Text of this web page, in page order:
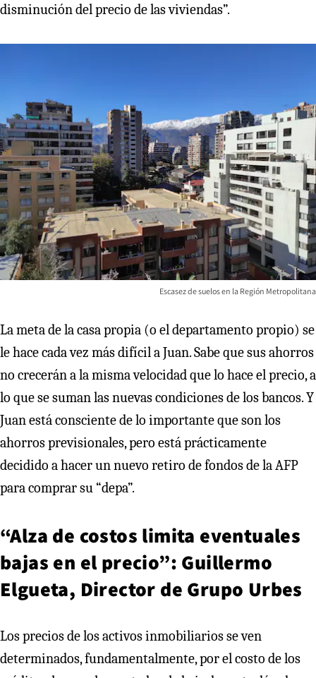
disminución del precio de las viviendas”.
Escasez de suelos en la Región Metropolitana
La meta de la casa propia (o el departamento propio) se
le hace cada vez más difícil a Juan. Sabe que sus ahorros
no crecerán a la misma velocidad que lo hace el precio, a
lo que se suman las nuevas condiciones de los bancos. Y
Juan está consciente de lo importante que son los
ahorros previsionales, pero está prácticamente
decidido a hacer un nuevo retiro de fondos de la AFP
para comprar su “depa”.
“Alza de costos limita eventuales
bajas en el precio”: Guillermo
Elgueta, Director de Grupo Urbes
Los precios de los activos inmobiliarios se ven
determinados, fundamentalmente, por el costo de los